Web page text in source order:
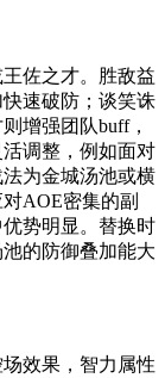
佐之才。胜敌益
速破防；谈笑诛
增强团队buff，
调整，例如面对
为金城汤池或横
AOE密集的副
势明显。替换时
的防御叠加能大
效果，智力属性